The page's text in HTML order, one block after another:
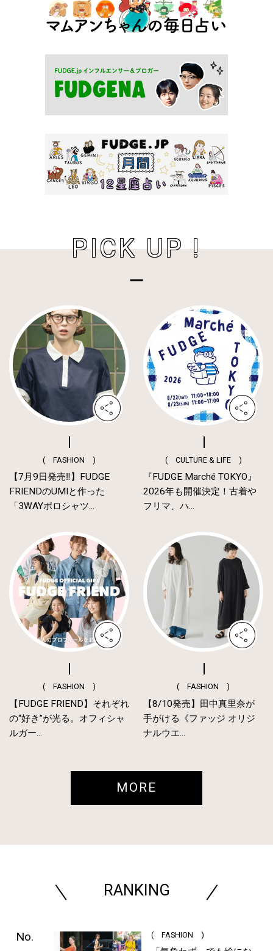
PICK UP !
( FASHION )
【7月9日発売‼︎】FUDGE
FRIENDのUMIと作った
「3WAYポロシャツ...
( CULTURE & LIFE )
『FUDGE Marché TOKYO』
2026年も開催決定！古着や
フリマ、ハ...
( FASHION )
【FUDGE FRIEND】それぞれ
の“好き”が光る。オフィシャ
ルガー...
( FASHION )
【8/10発売】田中真里奈が
手がける《ファッジ オリジ
ナルウエ...
MORE
RANKING
( FASHION )